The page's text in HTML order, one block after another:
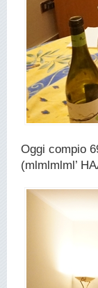
Oggi compio
(mlmlmlml’